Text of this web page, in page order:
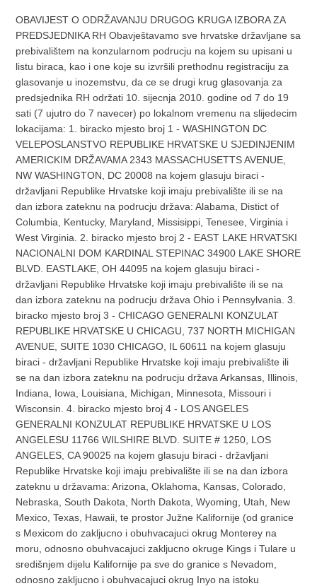
OBAVIJEST O ODRŽAVANJU DRUGOG KRUGA IZBORA ZA
PREDSJEDNIKA RH Obavještavamo sve hrvatske državljane sa
prebivalištem na konzularnom podrucju na kojem su upisani u
listu biraca, kao i one koje su izvršili prethodnu registraciju za
glasovanje u inozemstvu, da ce se drugi krug glasovanja za
predsjednika RH održati 10. sijecnja 2010. godine od 7 do 19
sati (7 ujutro do 7 navecer) po lokalnom vremenu na slijedecim
lokacijama: 1. biracko mjesto broj 1 - WASHINGTON DC
VELEPOSLANSTVO REPUBLIKE HRVATSKE U SJEDINJENIM
AMERICKIM DRŽAVAMA 2343 MASSACHUSETTS AVENUE,
NW WASHINGTON, DC 20008 na kojem glasuju biraci -
državljani Republike Hrvatske koji imaju prebivalište ili se na
dan izbora zateknu na podrucju država: Alabama, Distict of
Columbia, Kentucky, Maryland, Missisippi, Tenesee, Virginia i
West Virginia. 2. biracko mjesto broj 2 - EAST LAKE HRVATSKI
NACIONALNI DOM KARDINAL STEPINAC 34900 LAKE SHORE
BLVD. EASTLAKE, OH 44095 na kojem glasuju biraci -
državljani Republike Hrvatske koji imaju prebivalište ili se na
dan izbora zateknu na podrucju država Ohio i Pennsylvania. 3.
biracko mjesto broj 3 - CHICAGO GENERALNI KONZULAT
REPUBLIKE HRVATSKE U CHICAGU, 737 NORTH MICHIGAN
AVENUE, SUITE 1030 CHICAGO, IL 60611 na kojem glasuju
biraci - državljani Republike Hrvatske koji imaju prebivalište ili
se na dan izbora zateknu na podrucju država Arkansas, Illinois,
Indiana, Iowa, Louisiana, Michigan, Minnesota, Missouri i
Wisconsin. 4. biracko mjesto broj 4 - LOS ANGELES
GENERALNI KONZULAT REPUBLIKE HRVATSKE U LOS
ANGELESU 11766 WILSHIRE BLVD. SUITE # 1250, LOS
ANGELES, CA 90025 na kojem glasuju biraci - državljani
Republike Hrvatske koji imaju prebivalište ili se na dan izbora
zateknu u državama: Arizona, Oklahoma, Kansas, Colorado,
Nebraska, South Dakota, North Dakota, Wyoming, Utah, New
Mexico, Texas, Hawaii, te prostor Južne Kalifornije (od granice
s Mexicom do zakljucno i obuhvacajuci okrug Monterey na
moru, odnosno obuhvacajuci zakljucno okruge Kings i Tulare u
središnjem dijelu Kalifornije pa sve do granice s Nevadom,
odnosno zakljucno i obuhvacajuci okrug Inyo na istoku